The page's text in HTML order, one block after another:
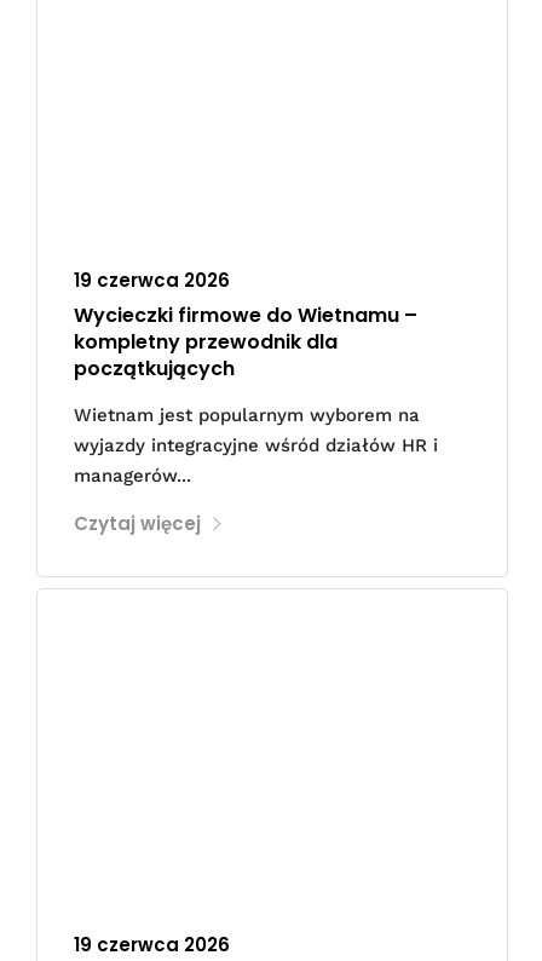
19 czerwca 2026
Wycieczki firmowe do Wietnamu –
kompletny przewodnik dla
początkujących
Wietnam jest popularnym wyborem na
wyjazdy integracyjne wśród działów HR i
managerów...
Czytaj więcej
19 czerwca 2026